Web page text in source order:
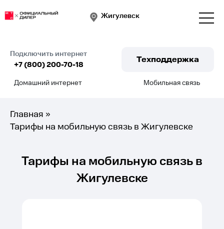
Жигулевск
Подключить интернет
+7 (800) 200-70-18
Техподдержка
Домашний интернет Мобильная связь
Главная »
Тарифы на мобильную связь в Жигулевске
Тарифы на мобильную связь в
Жигулевске